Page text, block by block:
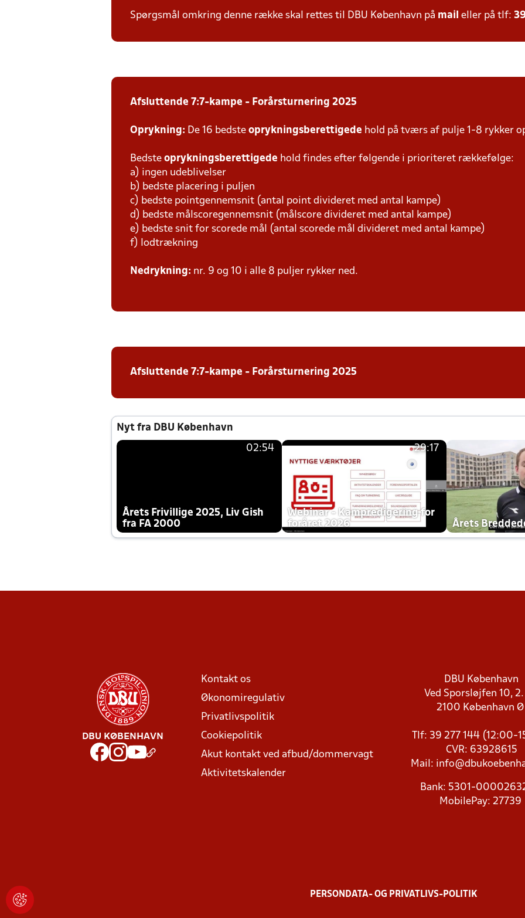
Spørgsmål omkring denne række skal rettes til DBU København på mail eller på tlf:
Afsluttende 7:7-kampe - Forårsturnering 2025
Oprykning: De 16 bedste oprykningsberettigede hold på tværs af pulje 1-8 rykker
Bedste oprykningsberettigede hold findes efter følgende i prioriteret rækkefølge:
a) ingen udeblivelser
b) bedste placering i puljen
c) bedste pointgennemsnit (antal point divideret med antal kampe)
d) bedste målscoregennemsnit (målscore divideret med antal kampe)
e) bedste snit for scorede mål (antal scorede mål divideret med antal kampe)
f) lodtrækning
Nedrykning: nr. 9 og 10 i alle 8 puljer rykker ned.
Afsluttende 7:7-kampe - Forårsturnering 2025
Nyt fra DBU København
02:54
Årets Frivillige 2025, Liv Gish
fra FA 2000
29:17
Webinar - Kampredigering for
foråret 2026
Årets
DBU KØBENHAVN
Kontakt os
Økonomiregulativ
Privatlivspolitik
Cookiepolitik
Akut kontakt ved afbud/dommervagt
Aktivitetskalender
DBU København
Ved Sporsløjfen 10,
2100 København
Tlf: 39 277 144 (12:00-
CVR: 63928615
Mail:
Bank: 5301-
MobilePay: 27739
PERSONDATA- OG PRIVATLIVS-POLITIK